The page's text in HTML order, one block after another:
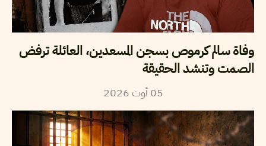
وفاة سالم كرموص بسجن المسعدين، العائلة ترفض
الصمت وتنشد الحقيقة
05 أوت2026